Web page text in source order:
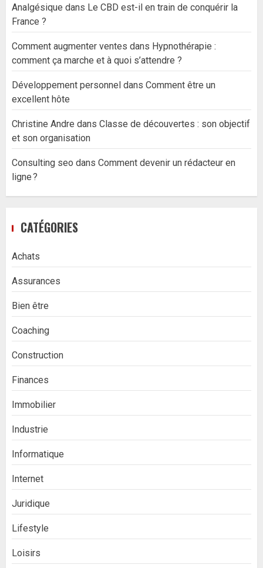
Analgésique dans Le CBD est-il en train de conquérir la
France ?
Comment augmenter ventes dans Hypnothérapie :
comment ça marche et à quoi s’attendre ?
Développement personnel dans Comment être un
excellent hôte
Christine Andre dans Classe de découvertes : son objectif
et son organisation
Consulting seo dans Comment devenir un rédacteur en
ligne ?
CATÉGORIES
Achats
Assurances
Bien être
Coaching
Construction
Finances
Immobilier
Industrie
Informatique
Internet
Juridique
Lifestyle
Loisirs